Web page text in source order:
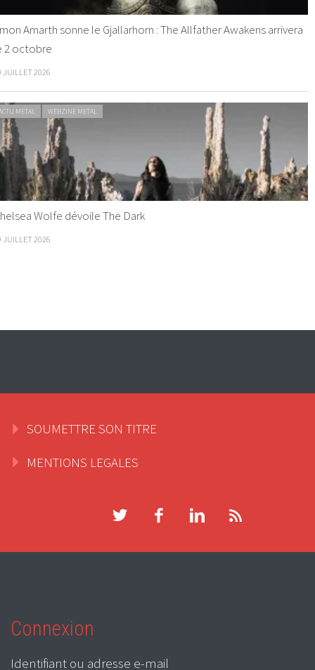
Amarth sonne le Gjallarhorn : The Allfather Awakens arrivera
2 octobre
JUILLET 2026
METAL WEBZINE METAL
Wolfe dévoile The Dark
JUILLET 2026
SOUMETTRE SON TITRE
MENTIONS LEGALES
Connexion
Identifiant ou adresse e-mail